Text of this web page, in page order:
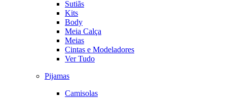
Sutiãs
Kits
Body
Meia Calça
Meias
Cintas e Modeladores
Ver Tudo
Pijamas
Camisolas